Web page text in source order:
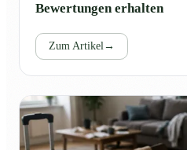
Bewertungen erhalten
Zum Artikel→